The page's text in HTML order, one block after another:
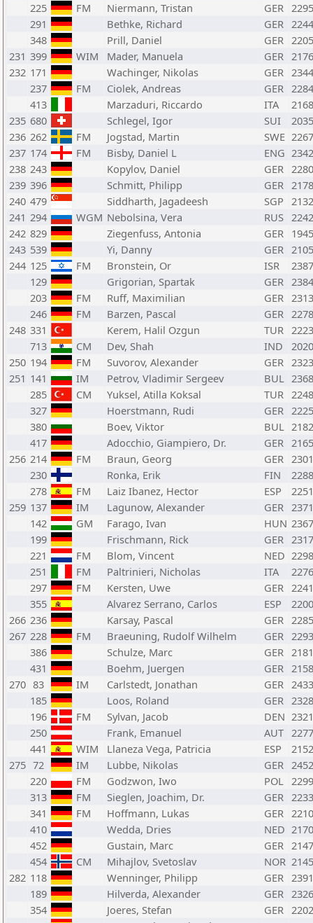
225
FM Niermann, Tristan GER 2295
291
Bethke, Richard GER 2244
348
Prill, Daniel GER 2205
231 399 WIM Mader, Manuela GER 2176
232 171 Wachinger, Nikolas GER 2344
237
FM Ciolek, Andreas GER 2284
413
Marzaduri, Riccardo ITA
2168
235 680 Schlegel, Igor SUI
2035
236 262 FM Jogstad, Martin SWE 2267
237 174 FM Bisby, Daniel L ENG 2342
238 243 Kopylov, Daniel GER 2280
239 396 Schmitt, Philipp GER 2178
240 479 Siddharth, Jagadeesh SGP 2132
241 294 WGM Nebolsina, Vera RUS 2242
242 829 Ziegenfuss, Antonia GER 1945
243 539 Yi, Danny GER 2105
244 125 FM Bronstein, Or ISR
2387
129
Grigorian, Spartak GER 2384
203
FM Ruff, Maximilian GER 2313
246
FM Barzen, Pascal GER 2278
248 331 Kerem, Halil Ozgun TUR 2223
713
CM Dev, Shah IND
2020
250 194 FM Suvorov, Alexander GER 2323
251 141 IM Petrov, Vladimir Sergeev BUL 2368
285
CM Yuksel, Atilla Koksal TUR 2248
327
Hoerstmann, Rudi GER 2225
380
Boev, Viktor BUL 2182
417
Adocchio, Giampiero, Dr. GER 2165
256 214 FM Braun, Georg GER 2301
230
Ronka, Erik FIN
2288
278
FM Laiz Ibanez, Hector ESP
2251
259 137 IM Lagunow, Alexander GER 2371
142
GM Farago, Ivan HUN 2367
199
Frischmann, Rick GER 2317
221
FM Blom, Vincent NED 2298
251
FM Paltrinieri, Nicholas ITA
2276
297
FM Kersten, Uwe GER 2241
355
Alvarez Serrano, Carlos ESP
2200
266 236 Karsay, Pascal GER 2285
267 228 FM Braeuning, Rudolf Wilhelm GER 2293
386
Schulze, Marc GER 2181
431
Boehm, Juergen GER 2158
270 83 IM Carlstedt, Jonathan GER 2433
185
Loos, Roland GER 2328
196
FM Sylvan, Jacob DEN 2321
250
Frank, Emanuel AUT 2277
441
WIM Llaneza Vega, Patricia ESP
2152
275 72 IM Lubbe, Nikolas GER 2452
220
FM Godzwon, Iwo POL 2299
313
FM Sieglen, Joachim, Dr. GER 2233
341
FM Hoffmann, Lukas GER 2210
410
Wedda, Dries NED 2170
452
Gustain, Marc GER 2147
454
CM Mihajlov, Svetoslav NOR 2145
282 118 Wenninger, Philipp GER 2391
189
Hilverda, Alexander GER 2326
354
Joeres, Stefan GER 2202